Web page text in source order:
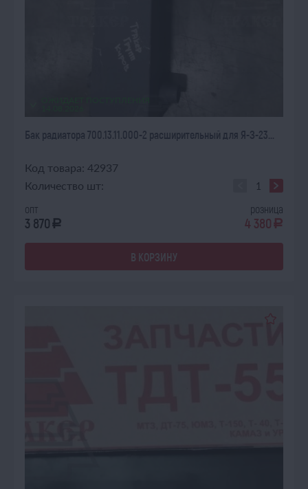
Бак радиатора 700.13.11.000-2 расширительный для Я-З-23...
Код товара: 42937
Количество шт:
опт
3 870 a
розница
4 380 a
В КОРЗИНУ